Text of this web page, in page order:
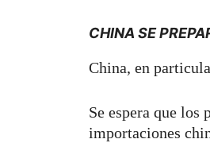
CHINA SE
China, en
Se espera que los
importaciones